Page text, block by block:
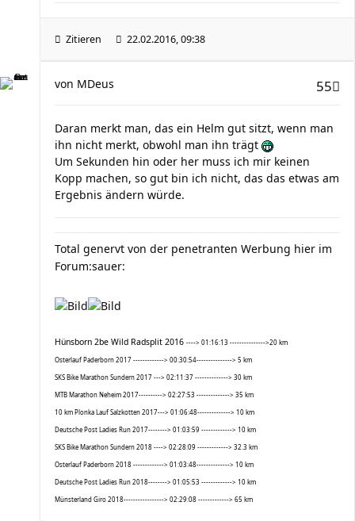
Zitieren 22.02.2016, 09:38
55
von MDeus
Daran merkt man, das ein Helm gut sitzt, wenn man
ihn nicht merkt, obwohl man ihn trägt
Um Sekunden hin oder her muss ich mir keinen
Kopp machen, so gut bin ich nicht, das das etwas am
Ergebnis ändern würde.
Total genervt von der penetranten Werbung hier im
Forum:sauer:
Hünsborn 2be Wild Radsplit 2016 ----> 01:16:13 --------------->20 km
Osterlauf Paderborn 2017 -------------> 00:30:54---------------> 5 km
SKS Bike Marathon Sundern 2017 ---> 02:11:37 --------------> 30 km
MTB Marathon Neheim 2017----------> 02:27:53 --------------> 35 km
10 km Plonka Lauf Salzkotten 2017---> 01:06:48--------------> 10 km
Deutsche Post Ladies Run 2017--------> 01:03:59 -------------> 10 km
SKS Bike Marathon Sundern 2018 ----> 02:28:09 -------------> 32.3 km
Osterlauf Paderborn 2018 -------------> 01:03:48--------------> 10 km
Deutsche Post Ladies Run 2018--------> 01:05:53 -------------> 10 km
Münsterland Giro 2018-----------------> 02:29:08 -------------> 65 km